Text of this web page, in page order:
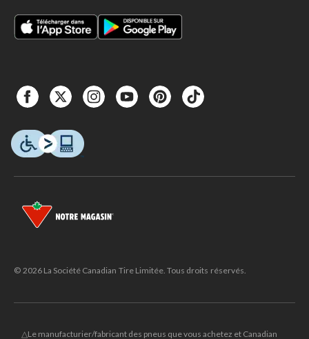
© 2026 La Société Canadian Tire Limitée. Tous droits réservés.
△Le manufacturier/fabricant des pneus que vous achetez et Canadian